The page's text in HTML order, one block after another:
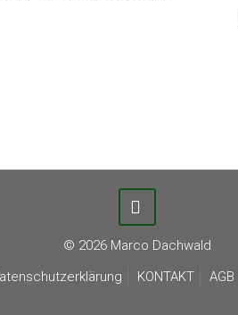
© 2026 Marco Dachwald
KONTAKT AGB